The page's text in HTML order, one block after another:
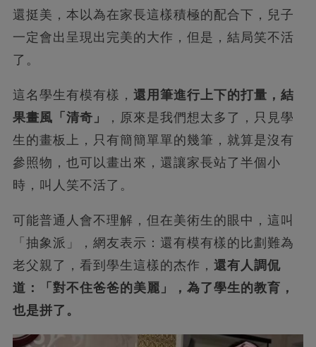
還挺美，本以為在家長這樣積極的配合下，兒子
一定會出呈現出完美的大作，但是，結局笑不活
了。
這名學生有模有樣， 還用筆進行上下的打量，結
果畫風「清奇」
，原來是我們想太多了，只見學
生的畫板上，只有簡簡單單的幾筆，就算是沒有
參照物，也可以畫出來，還讓家長站了半個小
時，叫人笑不活了。
可能普通人會不理解，但在美術生的眼中，這叫
「抽象派」，網友表示：還有模有樣的比劃難為
老父親了，看到學生這樣的杰作， 還有人調侃
道：「對不住爸爸的美麗」，為了學生的教育，
也是拼了。